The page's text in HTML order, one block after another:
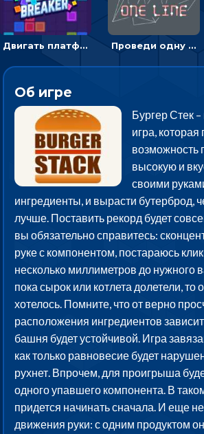
Двигать платформу и отбивать мячики или ловить бонусы Проведи одну линию и повтори фигуру - головоломка
Об игре
Бургер Стек
игра, которая
возможность
высокую и
своими
ингредиенты, и вырасти бутерброд,
лучше. Поставить рекорд будет
вы обязательно справитесь:
руке с компонентом, постараюсь
несколько миллиметров до нужного
пока сырок или котлета долетели, то
хотелось. Помните, что от верно
расположения ингредиентов
башня будет устойчивой. Игра
как только равновесие будет
рухнет. Впрочем, для проигрыша
одного упавшего компонента. В
придется начинать сначала. И еще
движения руки: с одним продуктом